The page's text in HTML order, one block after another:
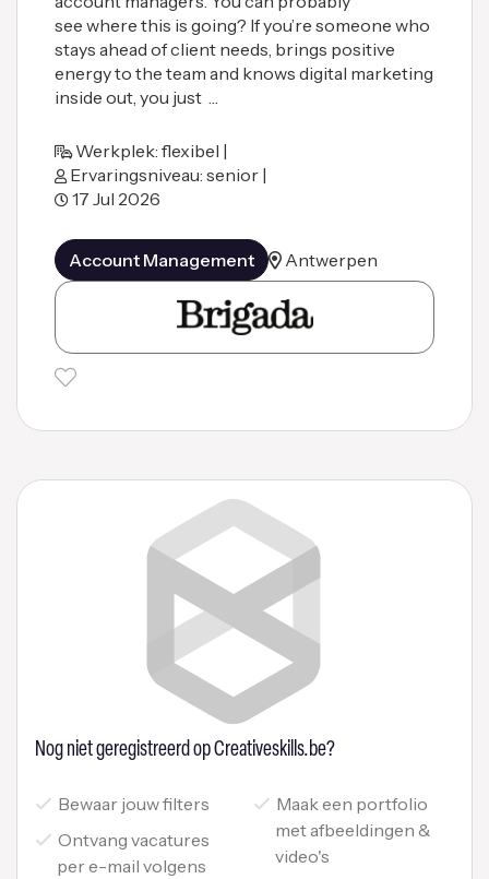
see where this is going? If you’re someone who
stays ahead of client needs, brings positive
energy to the team and knows digital marketing
inside out, you just …
Werkplek: flexibel |
Ervaringsniveau: senior |
17 Jul 2026
Account Management Antwerpen
Nog niet geregistreerd op Creativeskills.be?
Bewaar jouw filters
Ontvang vacatures
per e-mail volgens
Maak een portfolio
met afbeeldingen &
video's